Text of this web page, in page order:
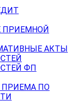
ПРИЕМНОЙ
АКТЫ
ФП
ПРИЕМА ПО